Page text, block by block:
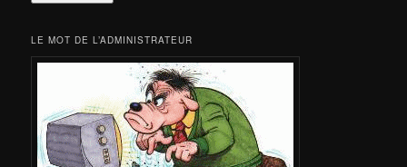
LE MOT DE L’ADMINISTRATEUR